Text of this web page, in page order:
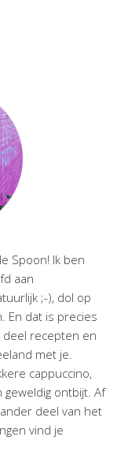
Spoon! Ik ben
aan
;-), dol op
En dat is precies
deel recepten en
met je.
cappuccino,
geweldig ontbijt. Af
deel van het
vind je